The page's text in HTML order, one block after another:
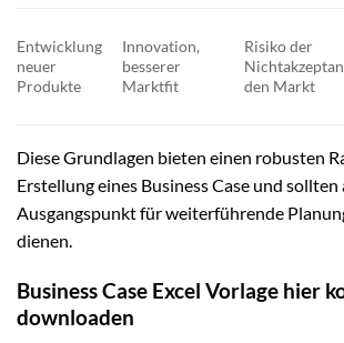
Entwicklung
neuer
Produkte
Innovation,
besserer
Marktfit
Risiko der
den Markt
Diese Grundlagen bieten einen robusten
Erstellung eines Business Case und sollten
Ausgangspunkt für weiterführende
dienen.
Business Case Excel Vorlage hier
downloaden